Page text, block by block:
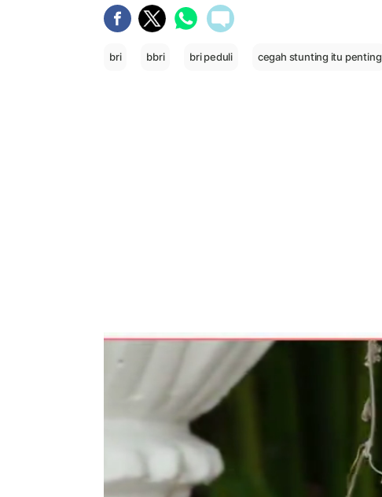
bri bbri bri peduli cegah stunting itu penting